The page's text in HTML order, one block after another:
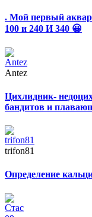
. Мой первый
100 и 240 И 340 😀
Antez
Цихлидник-
бандитов и
trifon81
Определение